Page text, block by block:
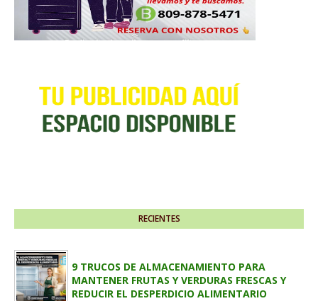
RECIENTES
9 TRUCOS DE ALMACENAMIENTO PARA
MANTENER FRUTAS Y VERDURAS FRESCAS Y
REDUCIR EL DESPERDICIO ALIMENTARIO